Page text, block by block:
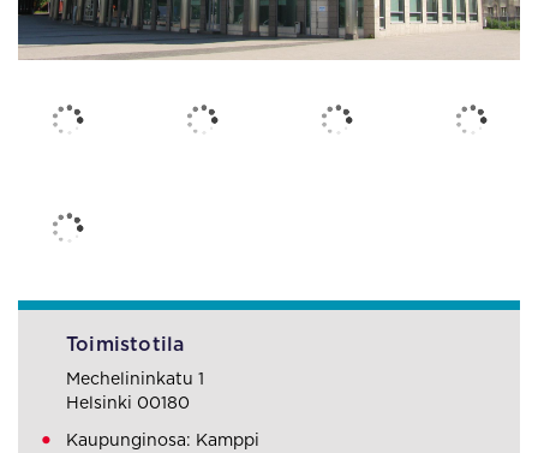
Toimistotila
Mechelininkatu 1
Helsinki 00180
Kaupunginosa: Kamppi